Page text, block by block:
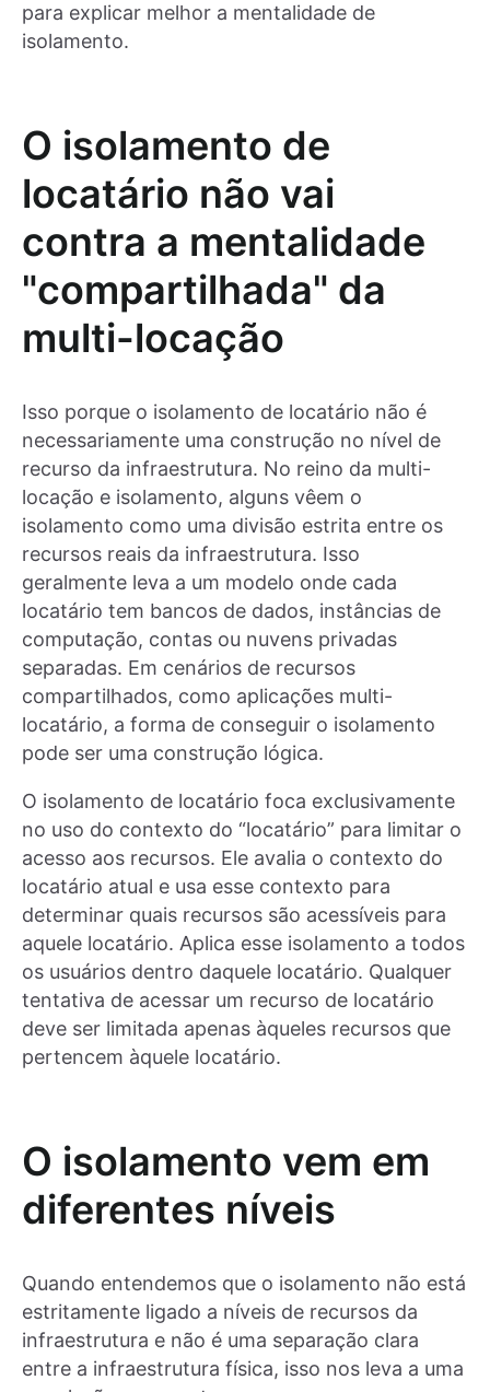
para explicar melhor a mentalidade de
isolamento.
O isolamento de
locatário não vai
contra a mentalidade
"compartilhada" da
multi-locação
Isso porque o isolamento de locatário não é
necessariamente uma construção no nível de
recurso da infraestrutura. No reino da multi-
locação e isolamento, alguns vêem o
isolamento como uma divisão estrita entre os
recursos reais da infraestrutura. Isso
geralmente leva a um modelo onde cada
locatário tem bancos de dados, instâncias de
computação, contas ou nuvens privadas
separadas. Em cenários de recursos
compartilhados, como aplicações multi-
locatário, a forma de conseguir o isolamento
pode ser uma construção lógica.
O isolamento de locatário foca exclusivamente
no uso do contexto do “locatário” para limitar o
acesso aos recursos. Ele avalia o contexto do
locatário atual e usa esse contexto para
determinar quais recursos são acessíveis para
aquele locatário. Aplica esse isolamento a todos
os usuários dentro daquele locatário. Qualquer
tentativa de acessar um recurso de locatário
deve ser limitada apenas àqueles recursos que
pertencem àquele locatário.
O isolamento vem em
diferentes níveis
Quando entendemos que o isolamento não está
estritamente ligado a níveis de recursos da
infraestrutura e não é uma separação clara
entre a infraestrutura física, isso nos leva a uma